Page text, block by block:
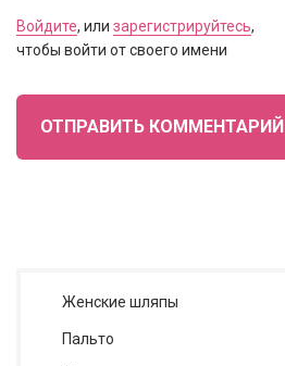
Войдите, или зарегистрируйтесь,
чтобы войти от своего имени
ОТПРАВИТЬ КОММЕНТАРИЙ
Женские шляпы
Пальто